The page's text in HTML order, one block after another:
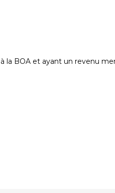
la BOA et ayant un revenu